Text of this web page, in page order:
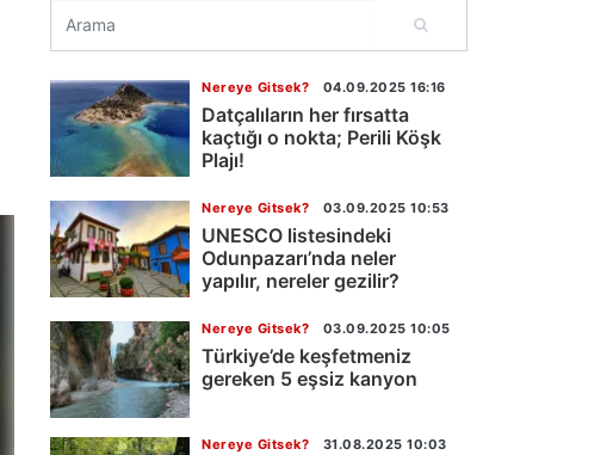
Nereye Gitsek? 04.09.2025 16:16
Datçalıların her fırsatta
kaçtığı o nokta; Perili Köşk
Plajı!
Nereye Gitsek? 03.09.2025 10:53
UNESCO listesindeki
Odunpazarı’nda neler
yapılır, nereler gezilir?
Nereye Gitsek? 03.09.2025 10:05
Türkiye’de keşfetmeniz
gereken 5 eşsiz kanyon
Nereye Gitsek? 31.08.2025 10:03